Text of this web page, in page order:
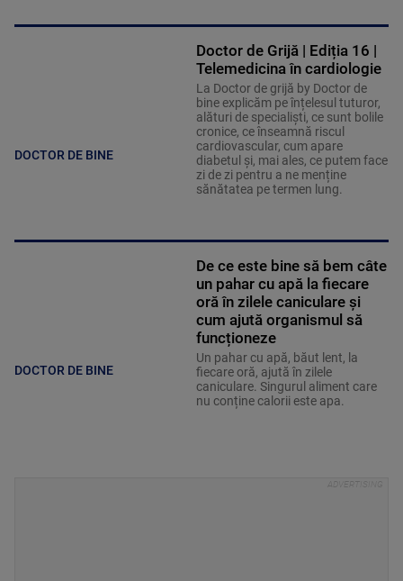
DOCTOR DE BINE
Doctor de Grijă | Ediția 16 |
Telemedicina în cardiologie
La Doctor de grijă by Doctor de
bine explicăm pe înțelesul tuturor,
alături de specialiști, ce sunt bolile
cronice, ce înseamnă riscul
cardiovascular, cum apare
diabetul și, mai ales, ce putem face
zi de zi pentru a ne menține
sănătatea pe termen lung.
DOCTOR DE BINE
De ce este bine să bem câte
un pahar cu apă la fiecare
oră în zilele caniculare și
cum ajută organismul să
funcționeze
Un pahar cu apă, băut lent, la
fiecare oră, ajută în zilele
caniculare. Singurul aliment care
nu conține calorii este apa.